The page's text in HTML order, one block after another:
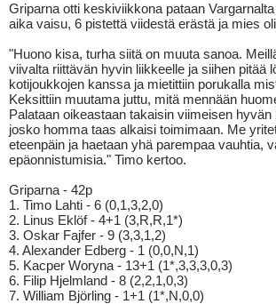
Griparna otti keskiviikkona pataan
aika vaisu, 6 pistettä viidestä erästä ja mies
"Huono kisa, turha siitä on muuta sanoa.
viivalta riittävän hyvin liikkeelle ja siihen pitää
kotijoukkojen kanssa ja mietittiin porukalla
Keksittiin muutama juttu, mitä mennään
Palataan oikeastaan takaisin viimeisen
josko homma taas alkaisi toimimaan. Me
eteenpäin ja haetaan yhä parempaa vauhtia,
epäonnistumisia." Timo kertoo.
Griparna - 42p
1. Timo Lahti - 6 (0,1,3,2,0)
2. Linus Eklöf - 4+1 (3,R,R,1*)
3. Oskar Fajfer - 9 (3,3,1,2)
4. Alexander Edberg - 1 (0,0,N,1)
5. Kacper Woryna - 13+1 (1*,3,3,3,0,3)
6. Filip Hjelmland - 8 (2,2,1,0,3)
7. William Björling - 1+1 (1*,N,0,0)